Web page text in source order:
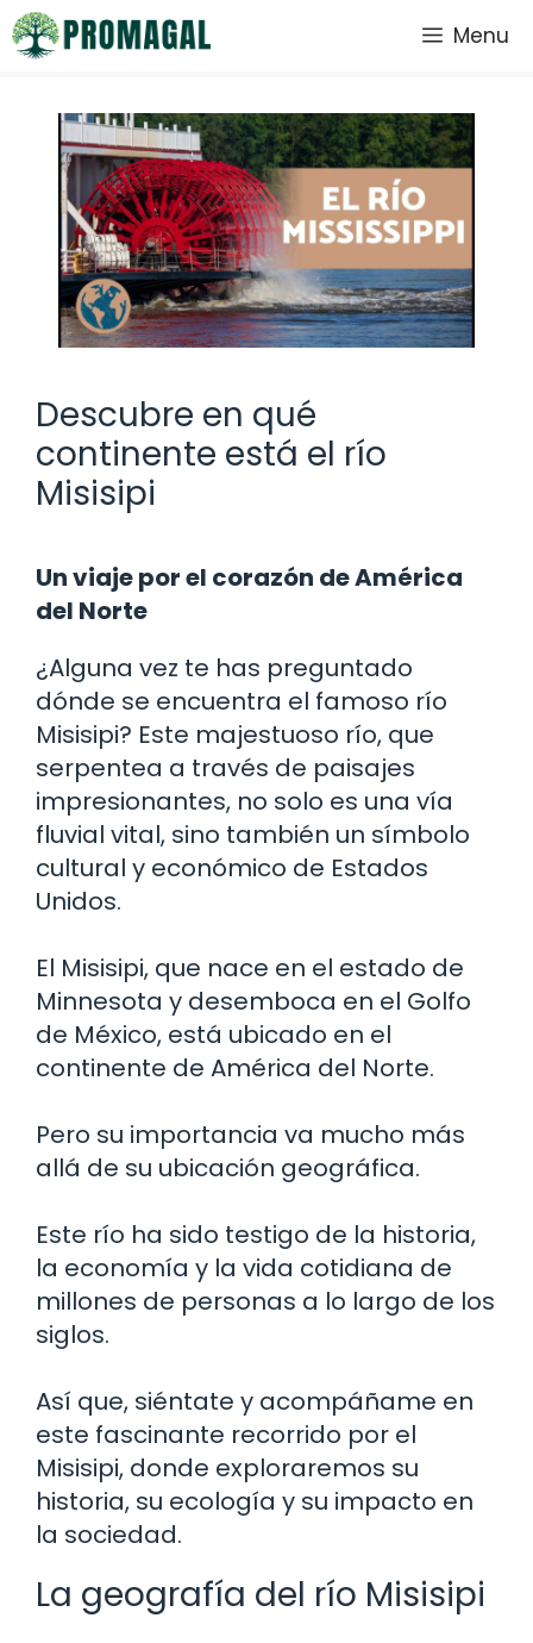
Saltar
al
Menu
Descubre en qué
continente está el río
Misisipi
Un viaje por el corazón de América
del Norte
¿Alguna vez te has preguntado
dónde se encuentra el famoso río
Misisipi? Este majestuoso río, que
serpentea a través de paisajes
impresionantes, no solo es una vía
fluvial vital, sino también un símbolo
cultural y económico de Estados
Unidos.
El Misisipi, que nace en el estado de
Minnesota y desemboca en el Golfo
de México, está ubicado en el
continente de América del Norte.
Pero su importancia va mucho más
allá de su ubicación geográfica.
Este río ha sido testigo de la historia,
la economía y la vida cotidiana de
millones de personas a lo largo de los
siglos.
Así que, siéntate y acompáñame en
este fascinante recorrido por el
Misisipi, donde exploraremos su
historia, su ecología y su impacto en
la sociedad.
La geografía del río Misisipi